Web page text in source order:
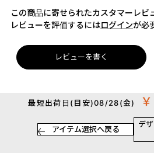
この商品に寄せられたカスタマーレビ
レビューを評価するにはログインが必
レビューを書く
最短出荷日(目安)08/28(金)
アイテム選択へ戻る
デ